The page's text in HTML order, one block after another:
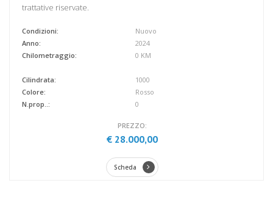
trattative riservate.
Condizioni:
Anno:
Chilometraggio:
Nuovo
2024
0 KM
Cilindrata:
Colore:
N.prop..:
1000
Rosso
0
PREZZO:
€ 28.000,00
Scheda